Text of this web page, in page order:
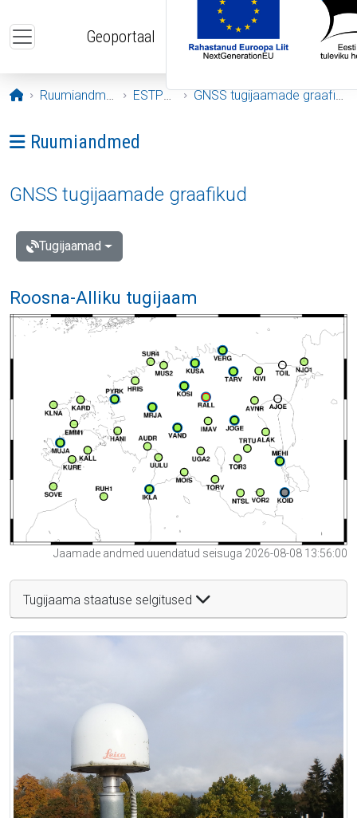
Geoportaal
Avaleht
Ruumiandmed ESTPOS GNSS tugijaamade graafikud
Ava menüü: Ruumiandmed
Ruumiandmed
GNSS tugijaamade graafikud
Tugijaamad
Roosna-Alliku tugijaam
Jaamade andmed uuendatud seisuga 2026-08-08 13:56:00
Tugijaama staatuse selgitused